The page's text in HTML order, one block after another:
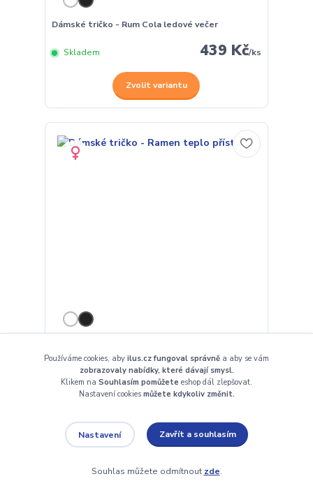
Dámské tričko - Rum Cola ledové večer
439 Kč/ks
Skladem
Zvolit variantu
439 Kč
Skladem
Používáme cookies, aby ilus.cz fungoval správně a aby se vám
zobrazovaly nabídky, které dávají smysl.
Klikem na Souhlasím pomůžete eshop dál zlepšovat.
Nastavení cookies můžete kdykoliv změnit.
Nastavení Zavřít a souhlasím
Souhlas můžete odmítnout zde.